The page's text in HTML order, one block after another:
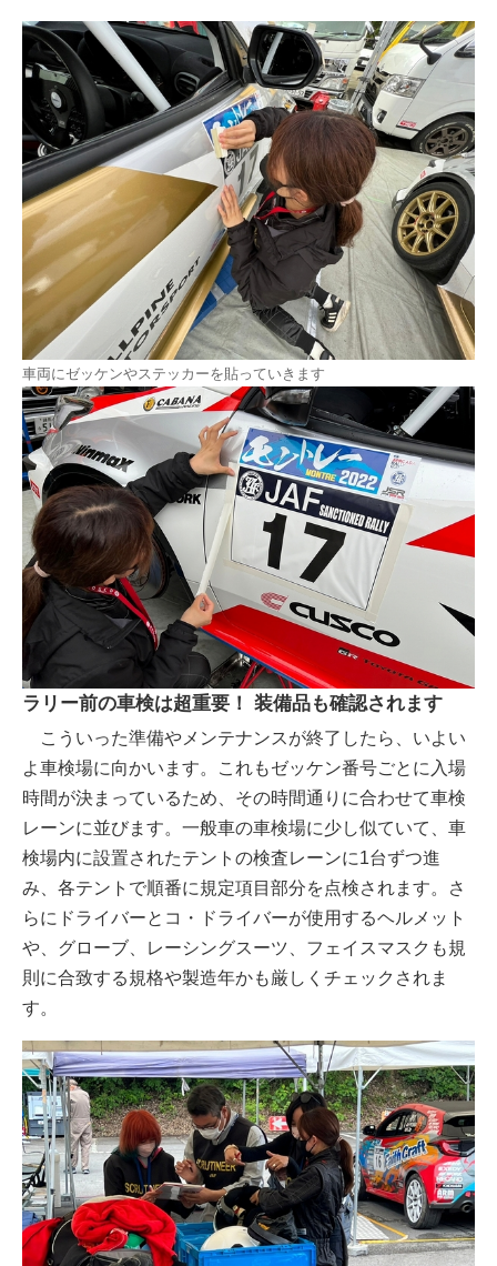
車両にゼッケンやステッカーを貼っていきます
ラリー前の車検は超重要！ 装備品も確認されます
こういった準備やメンテナンスが終了したら、いよい
よ車検場に向かいます。これもゼッケン番号ごとに入場
時間が決まっているため、その時間通りに合わせて車検
レーンに並びます。一般車の車検場に少し似ていて、車
検場内に設置されたテントの検査レーンに1台ずつ進
み、各テントで順番に規定項目部分を点検されます。さ
らにドライバーとコ・ドライバーが使用するヘルメット
や、グローブ、レーシングスーツ、フェイスマスクも規
則に合致する規格や製造年かも厳しくチェックされま
す。